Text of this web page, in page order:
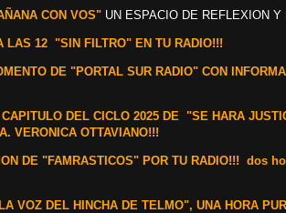
CON VOS" UN ESPACIO DE REFLEXION Y
LAS 12 "SIN FILTRO" EN TU RADIO!!!
DE "PORTAL SUR RADIO" CON
DEL CICLO 2025 DE "SE HARA
VERONICA OTTAVIANO!!!
DE "FAMRASTICOS" POR TU RADIO!!! dos
VOZ DEL HINCHA DE TELMO", UNA HORA